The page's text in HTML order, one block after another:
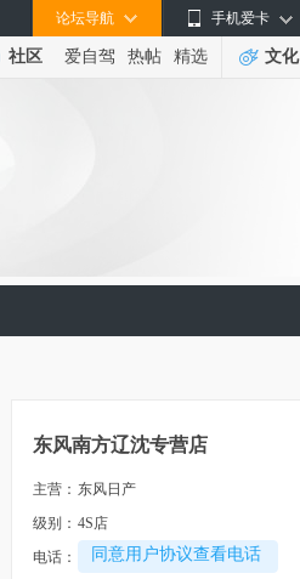
手机爱卡
论坛导航
社区 爱自驾 热帖 精选 文化
东风南方辽沈专营店
主营： 东风日产
级别： 4S店
电话：
同意用户协议查看电话